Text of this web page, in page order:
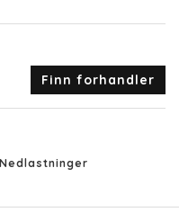
Finn forhandler
Nedlastninger